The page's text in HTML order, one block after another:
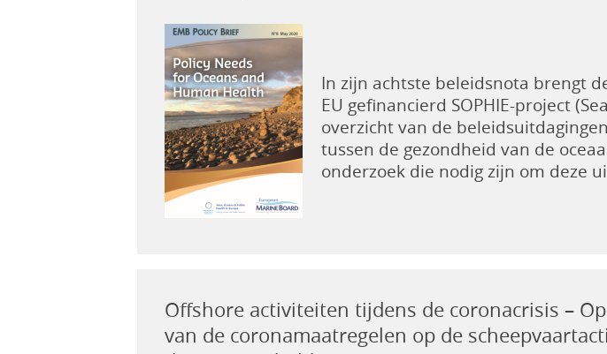
In zijn achtste beleidsnota brengt
EU gefinancierd SOPHIE-project
overzicht van de
tussen de gezondheid van de
onderzoek die nodig zijn om deze
Offshore activiteiten tijdens de coronacrisis –
van de coronamaatregelen op de